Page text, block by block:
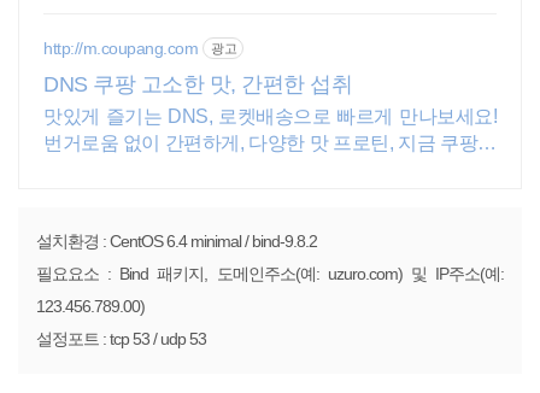
http://m.coupang.com 광고
DNS 쿠팡 고소한 맛, 간편한 섭취
맛있게 즐기는 DNS, 로켓배송으로 빠르게 만나보세요!
번거로움 없이 간편하게, 다양한 맛 프로틴, 지금 쿠팡에
설치환경 : CentOS 6.4 minimal / bind-9.8.2
필요요소 : Bind 패키지, 도메인주소(예: uzuro.com) 및 IP주소(예:
123.456.789.00)
설정포트 : tcp 53 / udp 53